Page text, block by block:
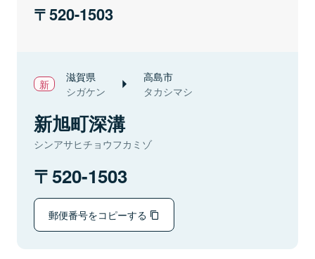
520-1503
滋賀県
シガケン
高島市
タカシマシ
新旭町深溝
シンアサヒチョウフカミゾ
520-1503
郵便番号をコピーする